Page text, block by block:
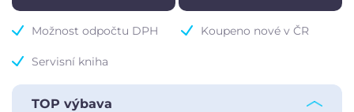
Možnost odpočtu DPH Koupeno nové v ČR
Servisní kniha
TOP výbava